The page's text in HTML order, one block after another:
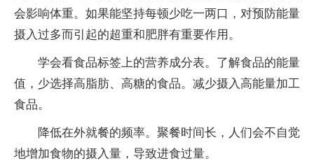
会影响体重。如果能坚持每顿少吃一两口，对预防能量
摄入过多而引起的超重和肥胖有重要作用。
学会看食品标签上的营养成分表。了解食品的能量
值，少选择高脂肪、高糖的食品。减少摄入高能量加工
食品。
降低在外就餐的频率。聚餐时间长，人们会不自觉
地增加食物的摄入量，导致进食过量。